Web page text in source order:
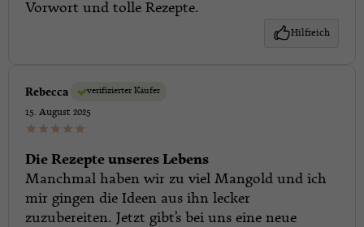
Vorwort und tolle Rezepte.
Hilfreich
Rebecca verifizierter Käufer
15. August 2025
Die Rezepte unseres Lebens
Manchmal haben wir zu viel Mangold und ich
mir gingen die Ideen aus ihn lecker
zuzubereiten. Jetzt gibt’s bei uns eine neue